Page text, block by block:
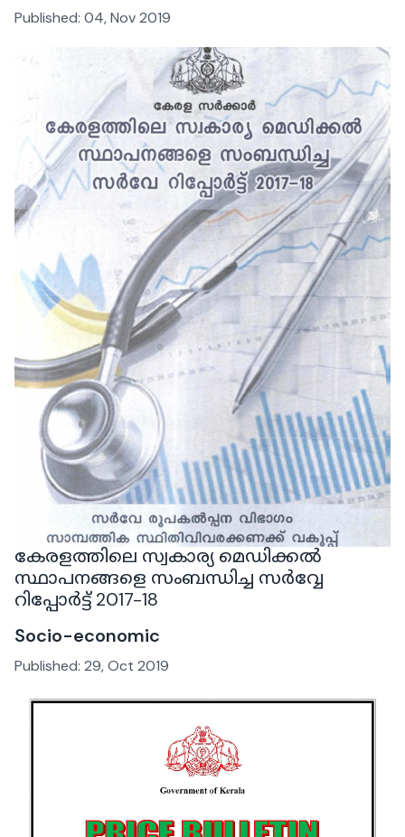
Published: 04, Nov 2019
കേരളത്തിലെ സ്വകാര്യ മെഡിക്കൽ
സ്ഥാപനങ്ങളെ സംബന്ധിച്ച സര്‍വ്വേ
റിപ്പോർട്ട് 2017-18
Socio-economic
Published: 29, Oct 2019